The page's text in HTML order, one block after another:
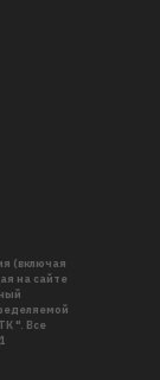
(включая
на сайте
". Все